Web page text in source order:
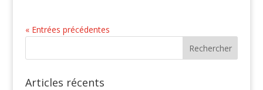
« Entrées précédentes
Articles récents